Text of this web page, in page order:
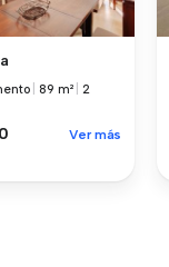
|89 m² |2
Ver más